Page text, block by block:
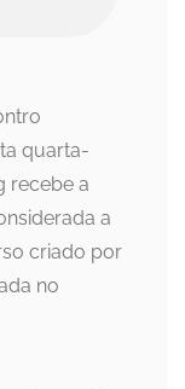
quarta-
recebe a
a
criado por
no